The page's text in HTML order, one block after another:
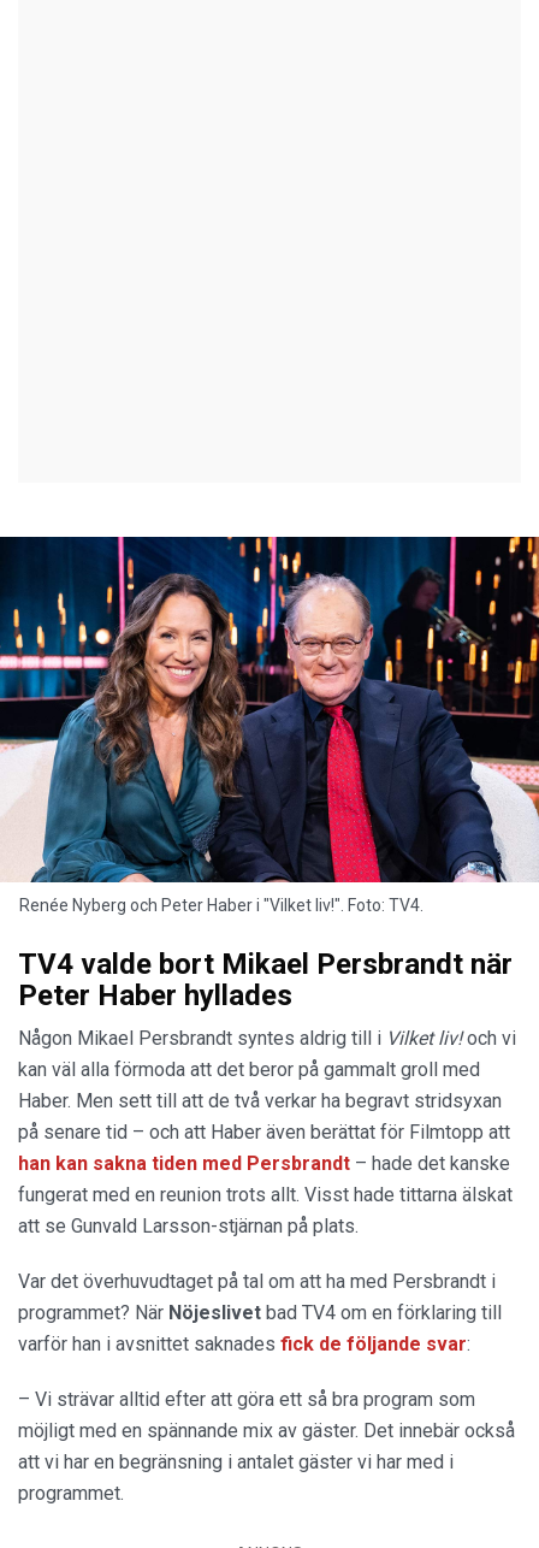
Renée Nyberg och Peter Haber i "Vilket liv!". Foto: TV4.
TV4 valde bort Mikael Persbrandt när
Peter Haber hyllades
Någon Mikael Persbrandt syntes aldrig till i Vilket liv!och vi
kan väl alla förmoda att det beror på gammalt groll med
Haber. Men sett till att de två verkar ha begravt stridsyxan
på senare tid – och att Haber även berättat för Filmtopp att
han kan sakna tiden med Persbrandt – hade det kanske
fungerat med en reunion trots allt. Visst hade tittarna älskat
att se Gunvald Larsson-stjärnan på plats.
Var det överhuvudtaget på tal om att ha med Persbrandt i
programmet? När Nöjeslivet bad TV4 om en förklaring till
varför han i avsnittet saknades fick de följande svar:
– Vi strävar alltid efter att göra ett så bra program som
möjligt med en spännande mix av gäster. Det innebär också
att vi har en begränsning i antalet gäster vi har med i
programmet.